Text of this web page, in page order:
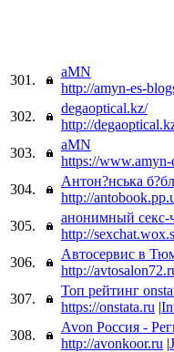
301.
aMN
http://amyn-es-
302.
degaoptical.kz/
http://
303.
aMN
https://www.amyn-
304.
Антон?нська
http://
305.
анонимный секс-
http://
306.
Автосервис в
http://
307.
Топ рейтинг
https://onstata.ru |
308.
Avon Россия -
http://avonkoor.ru |